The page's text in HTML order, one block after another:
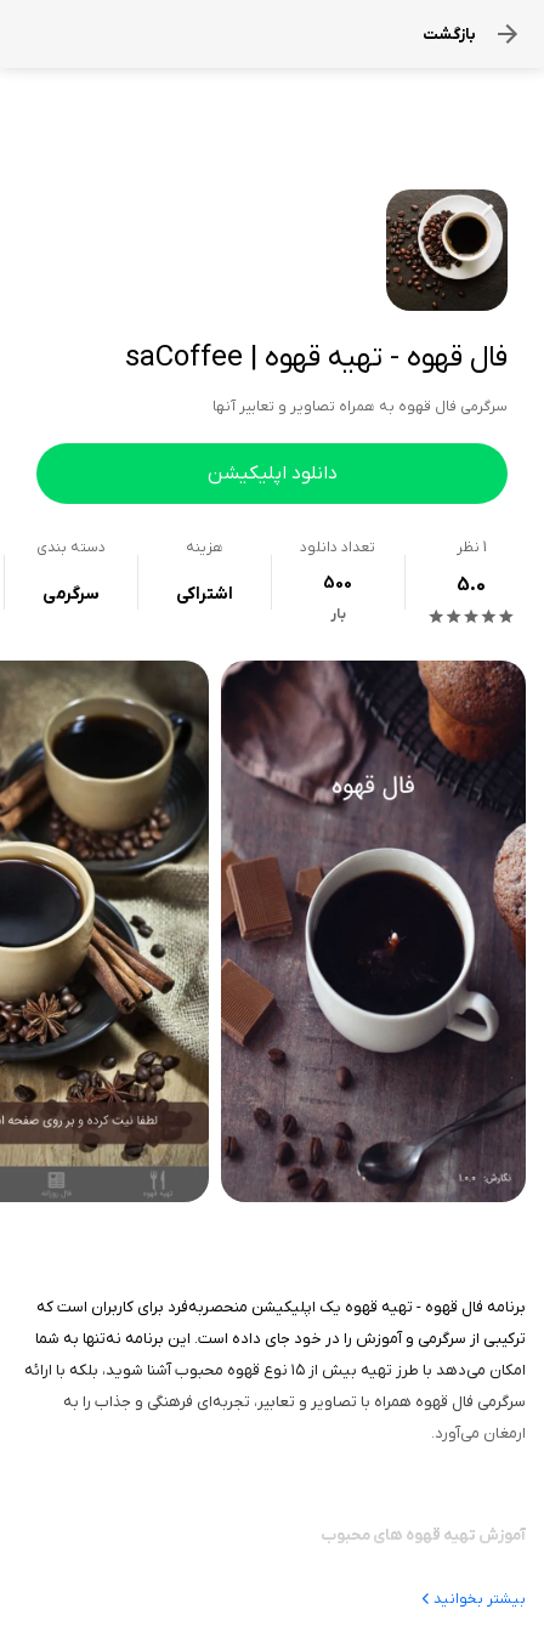
بازگشت
فال قهوه - تهیه قهوه | saCoffee
سرگرمی فال قهوه به همراه تصاویر و تعابیر آنها
دانلود اپلیکیشن
1 نظر
5.0
تعداد دانلود
500
بار
هزینه
اشتراکی
دسته بندی
سرگرمی
برنامه فال قهوه - تهیه قهوه یک اپلیکیشن منحصربه‌فرد برای کاربران است که
ترکیبی از سرگرمی و آموزش را در خود جای داده است. این برنامه نه‌تنها به شما
امکان می‌دهد با طرز تهیه بیش از ۱۵ نوع قهوه محبوب آشنا شوید، بلکه با ارائه
سرگرمی فال قهوه همراه با تصاویر و تعابیر، تجربه‌ای فرهنگی و جذاب را به
ارمغان می‌آورد.
آموزش تهیه قهوه‌ های محبوب
بیشتر بخوانید